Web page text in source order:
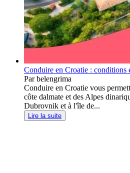
Conduire en Croatie : conditions
Par belengrima
Conduire en Croatie vous
côte dalmate et des Alpes
Dubrovnik et à l'île de...
Lire la suite